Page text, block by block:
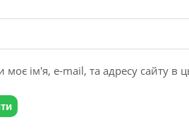
моє ім'я, e-mail, та адресу сайту в